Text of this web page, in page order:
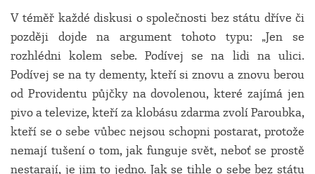
V téměř každé diskusi o společnosti bez státu dříve či
později dojde na argument tohoto typu: „Jen se
rozhlédni kolem sebe. Podívej se na lidi na ulici.
Podívej se na ty dementy, kteří si znovu a znovu berou
od Providentu půjčky na dovolenou, které zajímá jen
pivo a televize, kteří za klobásu zdarma zvolí Paroubka,
kteří se o sebe vůbec nejsou schopni postarat, protože
nemají tušení o tom, jak funguje svět, neboť se prostě
nestarají, je jim to jedno. Jak se tihle o sebe bez státu